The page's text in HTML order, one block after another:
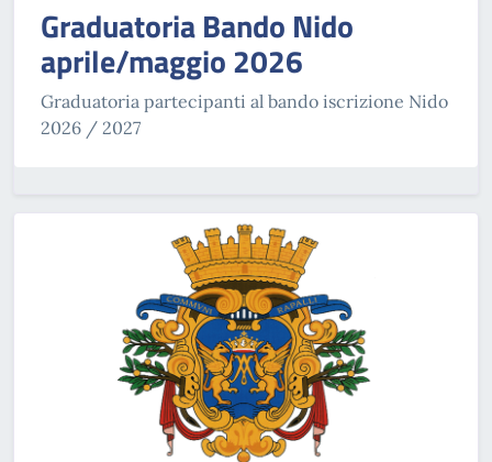
Graduatoria Bando Nido
aprile/maggio 2026
Graduatoria partecipanti al bando iscrizione Nido
2026 / 2027